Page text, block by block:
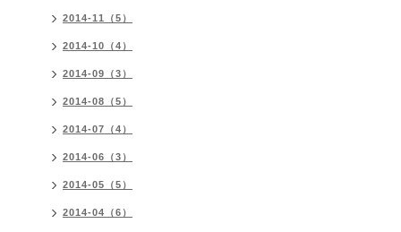
2014-11（5）
2014-10（4）
2014-09（3）
2014-08（5）
2014-07（4）
2014-06（3）
2014-05（5）
2014-04（6）